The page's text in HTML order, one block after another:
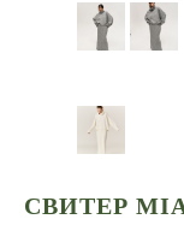
СВИТЕР